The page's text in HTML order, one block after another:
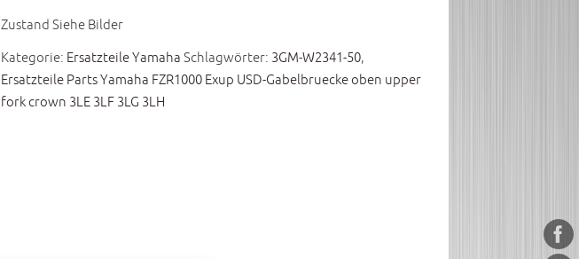
Zustand Siehe Bilder
Kategorie: Ersatzteile Yamaha Schlagwörter: 3GM-W2341-50,
Ersatzteile Parts Yamaha FZR1000 Exup USD-Gabelbruecke oben upper
fork crown 3LE 3LF 3LG 3LH